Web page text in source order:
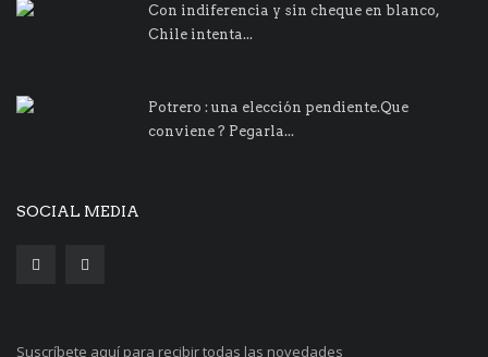
Con indiferencia y sin cheque en blanco,
Chile intenta...
Potrero : una elección pendiente.Que
conviene ? Pegarla...
SOCIAL MEDIA
Suscríbete aquí para recibir todas las novedades